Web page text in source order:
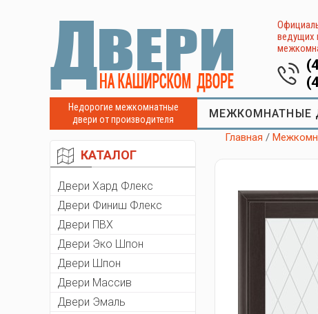
ведущих
Недорогие межкомнатные
двери от производителя
МЕЖКОМНАТНЫЕ
КАТАЛОГ
Двери Хард Флекс
Двери Финиш Флекс
Двери ПВХ
Двери Эко Шпон
Двери Шпон
Двери Массив
Двери Эмаль
Главная /